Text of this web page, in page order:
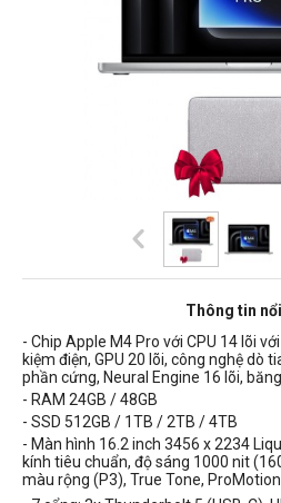
Thông tin
- Chip Apple M4 Pro với CPU 14 lõi
kiệm điện, GPU 20 lõi, công nghệ dò
phần cứng, Neural Engine 16 lõi,
- RAM 24GB / 48GB
- SSD 512GB / 1TB / 2TB / 4TB
- Màn hình 16.2 inch 3456 x 2234
kính tiêu chuẩn, độ sáng 1000 nit
màu rộng (P3), True Tone, ProMotion